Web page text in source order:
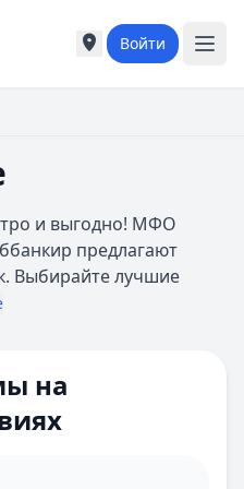
Города России
Астрахань
Б
Барнаул
Города России
Астрахань
Б
Барнаул
Войти
и выгодно! МФО
предлагают
Выбирайте лучшие
на